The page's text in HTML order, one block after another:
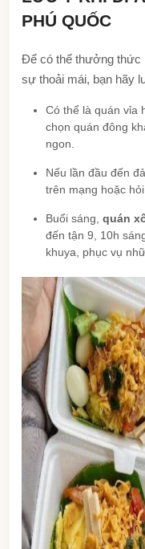
PHÚ QUỐC
Để có thể thưởng thức
sự thoải mái, bạn hãy
Có thể là quán vỉa
chọn quán đông
ngon.
Nếu lần đầu đến
trên mạng hoặc
Buổi sáng, quán
đến tận 9, 10h
khuya, phục vụ